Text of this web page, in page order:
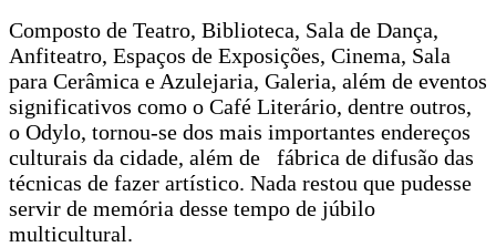
Composto de Teatro, Biblioteca, Sala de Dança,
Anfiteatro, Espaços de Exposições, Cinema, Sala
para Cerâmica e Azulejaria, Galeria, além de eventos
significativos como o Café Literário, dentre outros,
o Odylo, tornou-se dos mais importantes endereços
culturais da cidade, além de fábrica de difusão das
técnicas de fazer artístico. Nada restou que pudesse
servir de memória desse tempo de júbilo
multicultural.